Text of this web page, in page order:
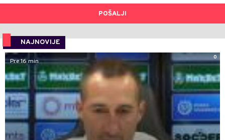
POŠALJI
NAJNOVIJE
0
Pre 16 min